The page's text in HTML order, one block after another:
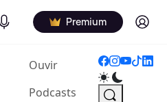
Podcasts Premium Log in
Ouvir(current)
Podcasts